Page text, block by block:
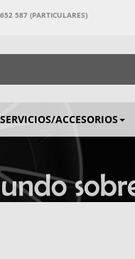
587(PARTICULARES)
SERVICIOS/ACCESORIOS